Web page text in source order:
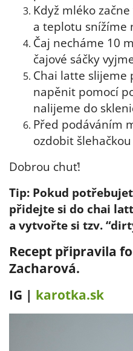
Když mléko
a teplotu snížíme
Čaj necháme 10
čajové sáčky
Chai latte slijeme
napěnit pomocí
nalijeme do
Před podáváním
ozdobit
Dobrou chuť!
Tip: Pokud
přidejte si do chai
a vytvořte si tzv.
Recept připravila
Zacharová.
IG | karotka.sk